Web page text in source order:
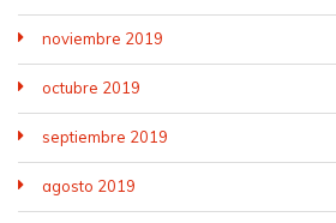
noviembre 2019
octubre 2019
septiembre 2019
agosto 2019